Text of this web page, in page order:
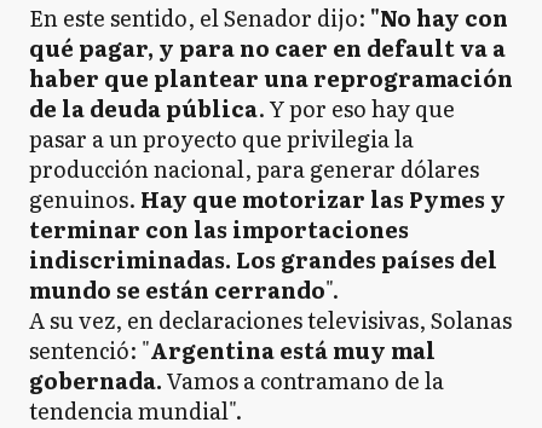
En este sentido, el Senador dijo: "No hay con
qué pagar, y para no caer en default va a
haber que plantear una reprogramación
de la deuda pública. Y por eso hay que
pasar a un proyecto que privilegia la
producción nacional, para generar dólares
genuinos. Hay que motorizar las Pymes y
terminar con las importaciones
indiscriminadas. Los grandes países del
mundo se están cerrando".
A su vez, en declaraciones televisivas, Solanas
sentenció: "Argentina está muy mal
gobernada.Vamos a contramano de la
tendencia mundial".